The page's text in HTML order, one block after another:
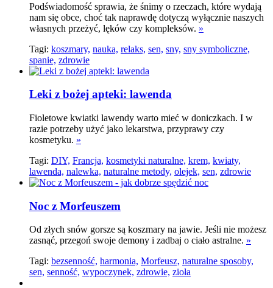
Podświadomość sprawia, że śnimy o rzeczach, które wydają
nam się obce, choć tak naprawdę dotyczą wyłącznie naszych
własnych przeżyć, lęków czy kompleksów. »
Tagi: koszmary, nauka, relaks, sen, sny, sny symboliczne,
spanie, zdrowie
Leki z bożej apteki: lawenda
Fioletowe kwiatki lawendy warto mieć w doniczkach. I w
razie potrzeby użyć jako lekarstwa, przyprawy czy
kosmetyku. »
Tagi: DIY, Francja, kosmetyki naturalne, krem, kwiaty,
lawenda, nalewka, naturalne metody, olejek, sen, zdrowie
Noc z Morfeuszem
Od złych snów gorsze są koszmary na jawie. Jeśli nie możesz
zasnąć, przegoń swoje demony i zadbaj o ciało astralne. »
Tagi: bezsenność, harmonia, Morfeusz, naturalne sposoby,
sen, senność, wypoczynek, zdrowie, zioła